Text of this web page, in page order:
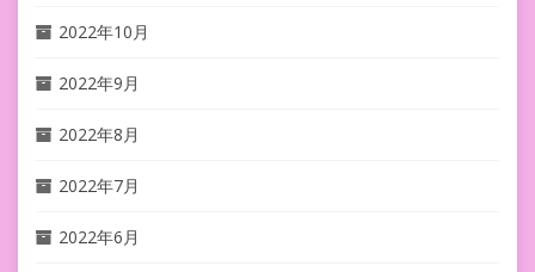
2022年10月
2022年9月
2022年8月
2022年7月
2022年6月